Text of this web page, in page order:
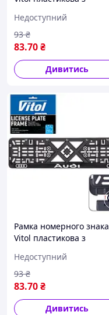
VOLVO (чорна)
Недоступний
83.70₴
93 ₴
Дивитись
Рамка номерного знака
Vitol пластикова з
AUDI (чорна)
Недоступний
83.70₴
93 ₴
Дивитись